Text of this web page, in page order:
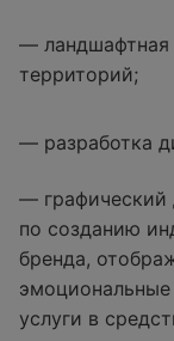
— ландшафтная
территорий;
— разработка
— графический
по созданию
бренда,
услуги в